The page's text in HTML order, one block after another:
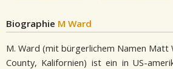
Biographie M Ward
M. Ward (mit bürgerlichem Namen Matt
County, Kalifornien) ist ein in US-